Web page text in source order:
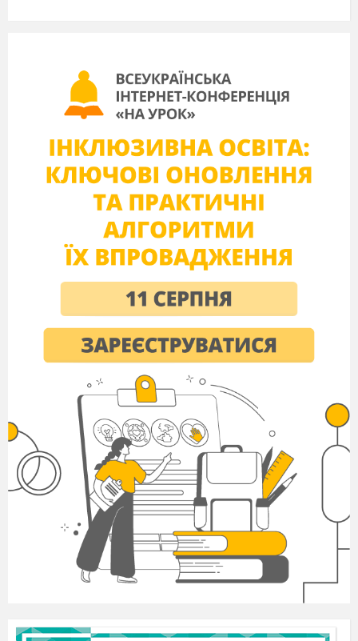
відносин.
«Просвітницький абсолютизм».
«Буря і натиск» (Штюрмери).
«Веймарський класицизм».
«Енциклопедія, або Тлумачний
словник наук, мистецтв і ремесел».